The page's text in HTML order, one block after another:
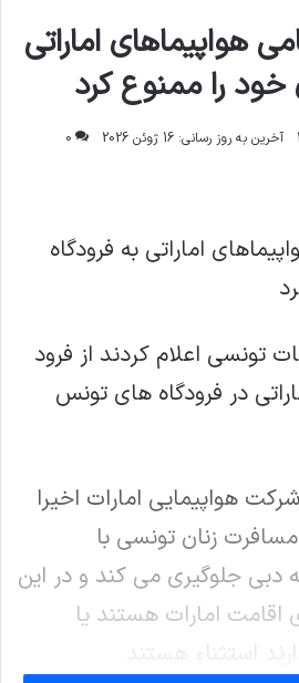
هواپیماهای اماراتی
خود را ممنوع کرد
آخرین به روز رسانی: 16 ژوئن 2026
0
اماراتی به فرودگاه
تونسی اعلام کردند از فرود
در فرودگاه های تونس
هواپیمایی امارات اخیرا
مسافرت زنان تونسی با
دبی جلوگیری می کند و در این
اقامت امارات هستند یا
استثناء هستند